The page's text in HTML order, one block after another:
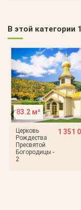
В этой категории
83.2 м²
Церковь
Рождества
Пресвятой
Богородицы -
2
1 351